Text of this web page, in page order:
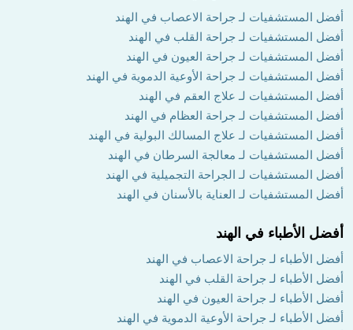
أفضل المستشفيات لـ جراحة الاعصاب في الهند
أفضل المستشفيات لـ جراحة القلب في الهند
أفضل المستشفيات لـ جراحة العيون في الهند
أفضل المستشفيات لـ جراحة الأوعية الدموية في الهند
أفضل المستشفيات لـ علاج العقم في الهند
أفضل المستشفيات لـ جراحة العظام في الهند
أفضل المستشفيات لـ علاج المسالك البولية في الهند
أفضل المستشفيات لـ معالجة السرطان في الهند
أفضل المستشفيات لـ الجراحة التجميلية في الهند
أفضل المستشفيات لـ العناية بالأسنان في الهند
أفضل الأطباء في الهند
أفضل الأطباء لـ جراحة الاعصاب في الهند
أفضل الأطباء لـ جراحة القلب في الهند
أفضل الأطباء لـ جراحة العيون في الهند
أفضل الأطباء لـ جراحة الأوعية الدموية في الهند